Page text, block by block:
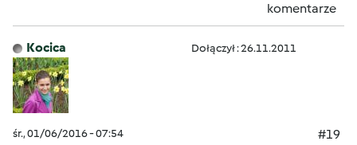
komentarze
Kocica Dołączył : 26.11.2011
śr., 01/06/2016 - 07:54
#19